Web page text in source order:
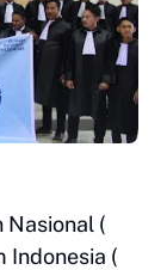
Nasional (
Indonesia (